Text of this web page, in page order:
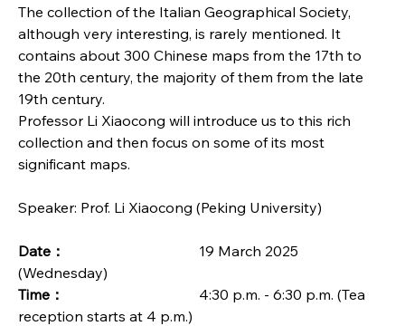
The collection of the Italian Geographical Society,
although very interesting, is rarely mentioned. It
contains about 300 Chinese maps from the 17th to
the 20th century, the majority of them from the late
19th century.
Professor Li Xiaocong will introduce us to this rich
collection and then focus on some of its most
significant maps.
Speaker: Prof. Li Xiaocong (Peking University)
19 March 2025
(Wednesday)
4:30 p.m. - 6:30 p.m. (Tea
reception starts at 4 p.m.)